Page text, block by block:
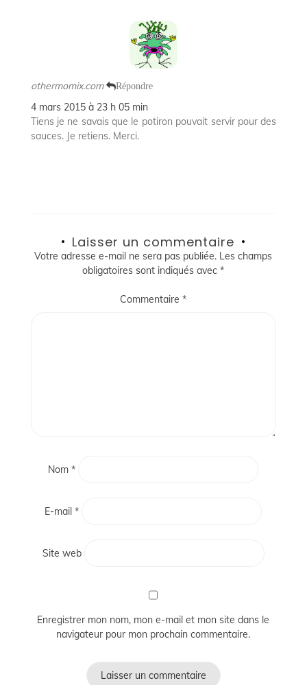
othermomix.com Répondre
4 mars 2015 à 23 h 05 min
Tiens je ne savais que le potiron pouvait servir pour des
sauces. Je retiens. Merci.
Laisser un commentaire
Votre adresse e-mail ne sera pas publiée. Les champs
obligatoires sont indiqués avec*
Commentaire*
Nom*
E-mail*
Site web
Enregistrer mon nom, mon e-mail et mon site dans le
navigateur pour mon prochain commentaire.